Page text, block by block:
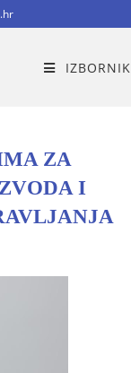
IZBORNIK
ZA
I